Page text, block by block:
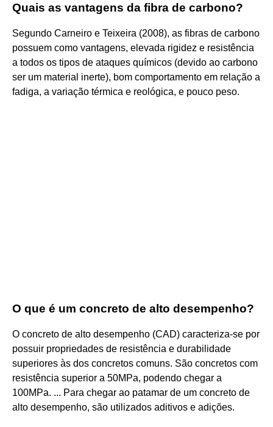
Quais as vantagens da fibra de carbono?
Segundo Carneiro e Teixeira (2008), as fibras de carbono
possuem como vantagens, elevada rigidez e resistência
a todos os tipos de ataques químicos (devido ao carbono
ser um material inerte), bom comportamento em relação a
fadiga, a variação térmica e reológica, e pouco peso.
O que é um concreto de alto desempenho?
O concreto de alto desempenho (CAD) caracteriza-se por
possuir propriedades de resistência e durabilidade
superiores às dos concretos comuns. São concretos com
resistência superior a 50MPa, podendo chegar a
100MPa. ... Para chegar ao patamar de um concreto de
alto desempenho, são utilizados aditivos e adições.